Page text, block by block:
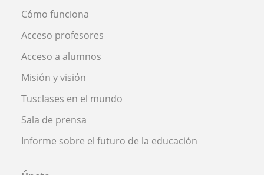
Cómo funciona
Acceso profesores
Acceso a alumnos
Misión y visión
Tusclases en el mundo
Sala de prensa
Informe sobre el futuro de la educación